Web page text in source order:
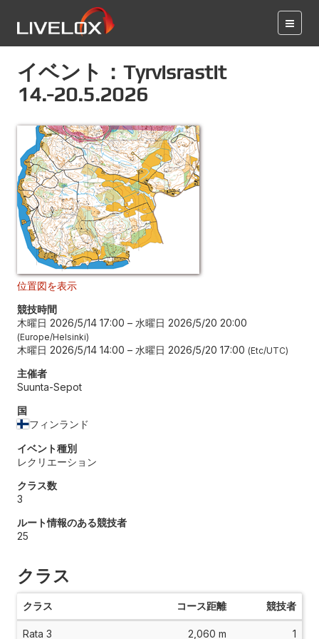
イベント：Tyrvisrastit
14.-20.5.2026
位置図を表示
競技時間
木曜日 2026/5/14 17:00 – 水曜日 2026/5/20 20:00
Europe/Helsinki
木曜日 2026/5/14 14:00 – 水曜日 2026/5/20 17:00 Etc/UTC
主催者
Suunta-Sepot
国
フィンランド
イベント種別
レクリエーション
クラス数
3
ルート情報のある競技者
25
クラス
クラス コース距離 競技者
Rata 3 2,060 m 1